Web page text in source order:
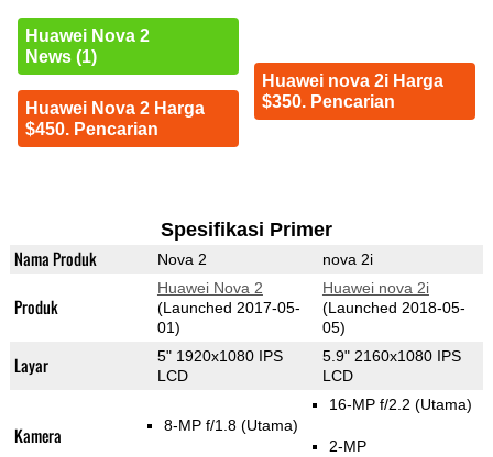
Huawei Nova 2
News (1)
Huawei Nova 2 Harga
$450. Pencarian
Huawei nova 2i Harga
$350. Pencarian
Spesifikasi Primer
Nama Produk Nova 2 nova 2i
Produk
Huawei Nova 2
(Launched 2017-05-
01)
Huawei nova 2i
(Launched 2018-05-
05)
Layar
5" 1920x1080 IPS
LCD
5.9" 2160x1080 IPS
LCD
Kamera 8-MP f/1.8 (Utama)
16-MP f/2.2 (Utama)
2-MP